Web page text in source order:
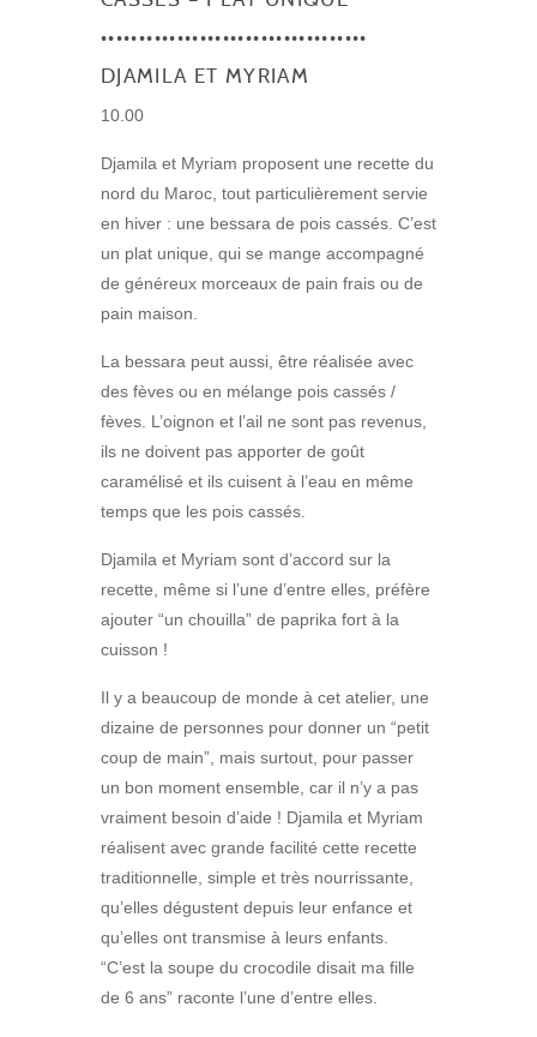
•••••••••••••••••••••••••••••••••••
DJAMILA ET MYRIAM
10.00
Djamila et Myriam proposent une recette du
nord du Maroc, tout particulièrement servie
en hiver : une bessara de pois cassés. C’est
un plat unique, qui se mange accompagné
de généreux morceaux de pain frais ou de
pain maison.
La bessara peut aussi, être réalisée avec
des fèves ou en mélange pois cassés /
fèves. L’oignon et l’ail ne sont pas revenus,
ils ne doivent pas apporter de goût
caramélisé et ils cuisent à l’eau en même
temps que les pois cassés.
Djamila et Myriam sont d’accord sur la
recette, même si l’une d’entre elles, préfère
ajouter “un chouilla” de paprika fort à la
cuisson !
Il y a beaucoup de monde à cet atelier, une
dizaine de personnes pour donner un “petit
coup de main”, mais surtout, pour passer
un bon moment ensemble, car il n’y a pas
vraiment besoin d’aide ! Djamila et Myriam
réalisent avec grande facilité cette recette
traditionnelle, simple et très nourrissante,
qu’elles dégustent depuis leur enfance et
qu’elles ont transmise à leurs enfants.
“C’est la soupe du crocodile disait ma fille
de 6 ans” raconte l’une d’entre elles.